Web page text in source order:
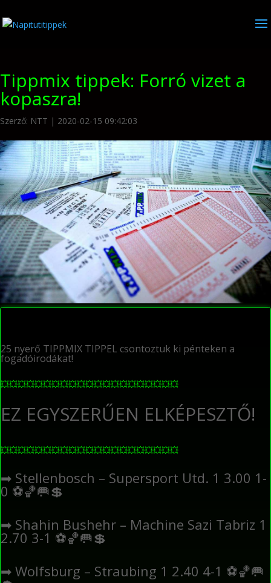
Tippmix tippek: Forró vizet a
kopaszra!
Szerző: NTT | 2020-02-15 09:42:03
25 nyerő TIPPMIX TIPPEL csontoztuk ki pénteken a
fogadóirodákat!
💥💥💥💥💥💥💥💥💥💥💥💥💥💥💥💥💥💥💥💥💥
EZ EGYSZERŰEN ELKÉPESZTŐ!
💥💥💥💥💥💥💥💥💥💥💥💥💥💥💥💥💥💥💥💥💥
➡ Stellenbosch – Supersport Utd. 1 3.00 1-
0 ⚽🏀🥅💲
➡ Shahin Bushehr – Machine Sazi Tabriz 1
2.70 3-1 ⚽🏀🥅💲
➡ Wolfsburg – Straubing 1 2.40 4-1 ⚽🏀🥅